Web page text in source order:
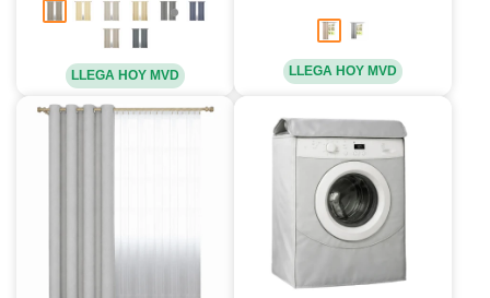
LLEGA HOY MVD LLEGA HOY MVD